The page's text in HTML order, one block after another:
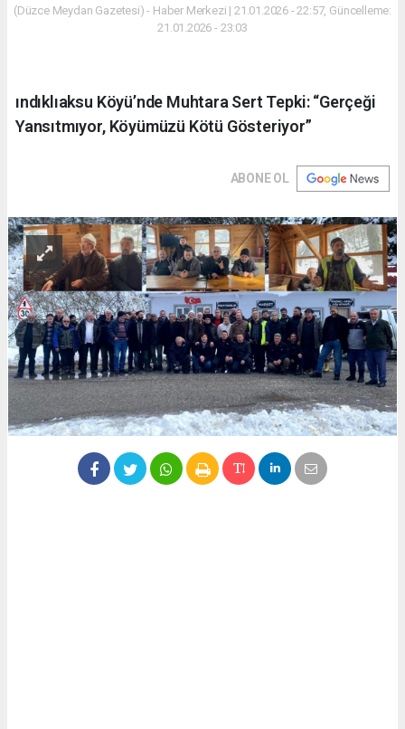
(Düzce Meydan Gazetesi) - Haber Merkezi | 21.01.2026 - 22:57, Güncelleme:
21.01.2026 - 23:03
ındıklıaksu Köyü’nde Muhtara Sert Tepki: “Gerçeği
Yansıtmıyor, Köyümüzü Kötü Gösteriyor”
ABONE OL